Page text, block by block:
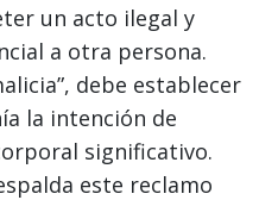
un acto ilegal y
a otra persona.
debe establecer
la intención de
significativo.
este reclamo